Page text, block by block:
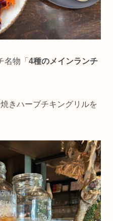
物「 4種のメインランチ
きハーブチキングリルを